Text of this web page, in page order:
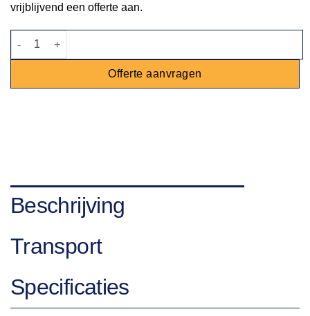
vrijblijvend een offerte aan.
Barbecue Hendi Grill-Master Maxi met poffertjesplaat aantal
Offerte aanvragen
Beschrijving
Transport
Specificaties